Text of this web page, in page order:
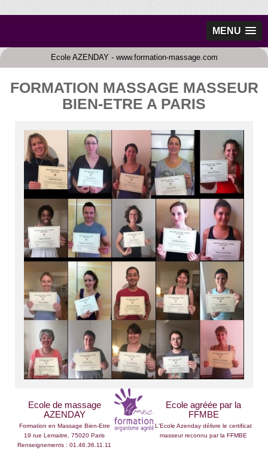
MENU
Ecole AZENDAY - www.formation-massage.com
FORMATION MASSAGE MASSEUR
BIEN-ETRE A PARIS
Ecole de massage
AZENDAY
Formation en Massage Bien-Etre
19 rue Lemaitre, 75020 Paris
Renseignements : 01.46.36.11.11
Ecole agréée par la
FFMBE
L'Ecole Azenday délivre le certificat
masseur reconnu par la FFMBE